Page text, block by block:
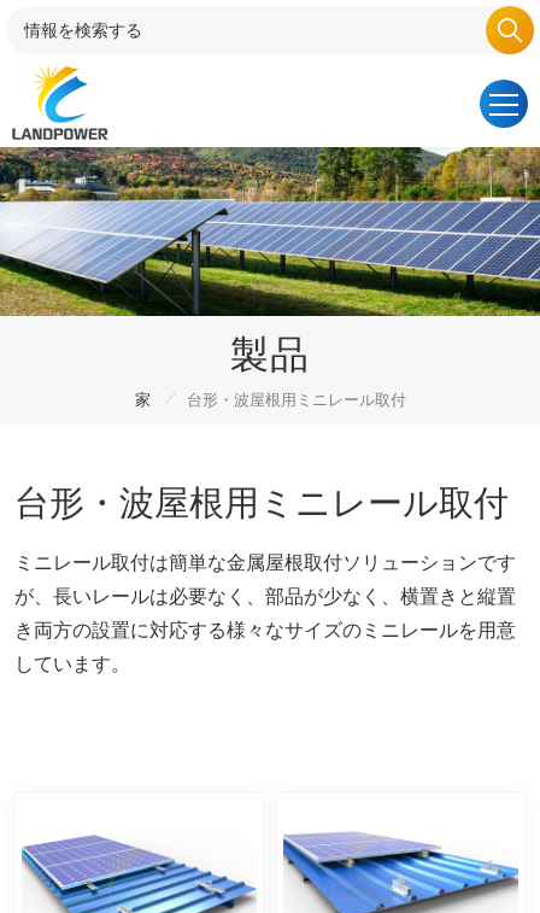
製品
家 / 台形・波屋根用ミニレール取付
台形・波屋根用ミニレール取付
ミニレール取付は簡単な金属屋根取付ソリューションです
が、長いレールは必要なく、部品が少なく、横置きと縦置
き両方の設置に対応する様々なサイズのミニレールを用意
しています。